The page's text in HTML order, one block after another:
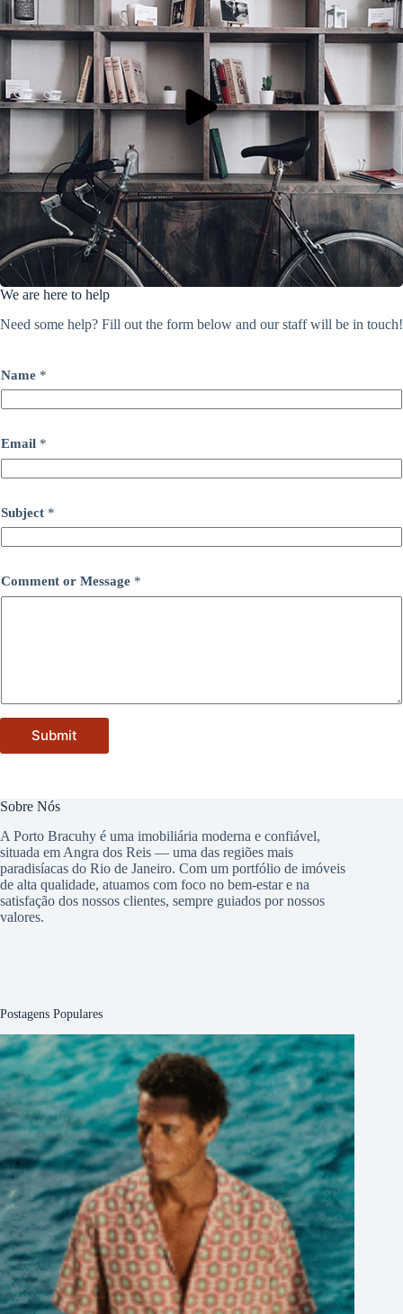
We are here to help
Need some help? Fill out the form below and our staff will be in touch!
Name *
Email *
Subject *
Comment or Message *
Submit
Sobre Nós
A Porto Bracuhy é uma imobiliária moderna e confiável,
situada em Angra dos Reis — uma das regiões mais
paradisíacas do Rio de Janeiro. Com um portfólio de imóveis
de alta qualidade, atuamos com foco no bem-estar e na
satisfação dos nossos clientes, sempre guiados por nossos
valores.
Postagens Populares